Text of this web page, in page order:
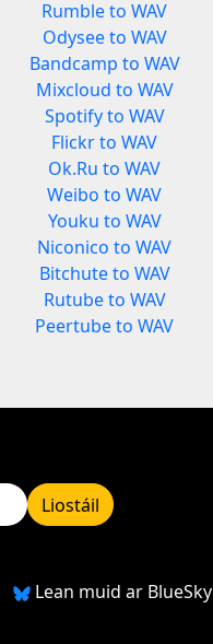
Rumble to WAV
Odysee to WAV
Bandcamp to WAV
Mixcloud to WAV
Spotify to WAV
Flickr to WAV
Ok.Ru to WAV
Weibo to WAV
Youku to WAV
Niconico to WAV
Bitchute to WAV
Rutube to WAV
Peertube to WAV
Liostáil
Lean muid ar BlueSky